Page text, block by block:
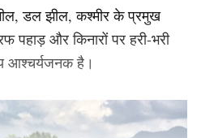
डल झील, कश्मीर के प्रमुख
और किनारों पर हरी-भरी
आश्चर्यजनक है।